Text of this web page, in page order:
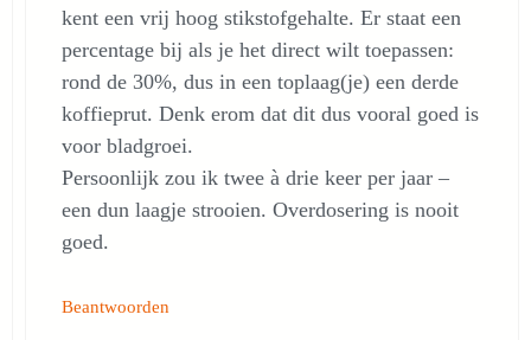
kent een vrij hoog stikstofgehalte. Er staat een
percentage bij als je het direct wilt toepassen:
rond de 30%, dus in een toplaag(je) een derde
koffieprut. Denk erom dat dit dus vooral goed is
voor bladgroei.
Persoonlijk zou ik twee à drie keer per jaar –
een dun laagje strooien. Overdosering is nooit
goed.
Beantwoorden